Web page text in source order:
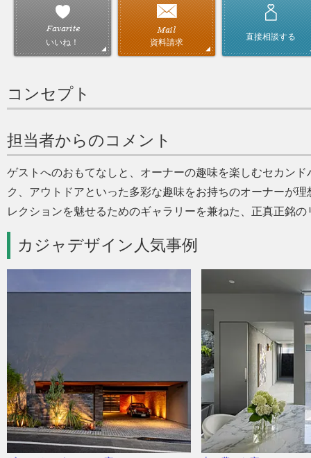
いいね！ 資料請求
直接相談する
コンセプト
担当者からのコメント
ゲストへのおもてなしと、オーナーの趣味を楽しむセカン
ク、アウトドアといった多彩な趣味をお持ちのオーナーが
レクションを魅せるためのギャラリーを兼ねた、正真正銘
カジャデザイン人気事例